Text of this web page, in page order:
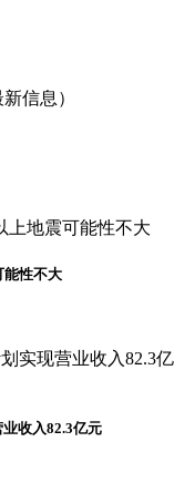
能性不大
收入82.3亿元